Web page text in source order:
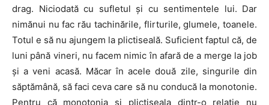
drag. Niciodată cu sufletul şi cu sentimentele lui. Dar
nimănui nu fac rău tachinările, flirturile, glumele, toanele.
Totul e să nu ajungem la plictiseală. Suficient faptul că, de
luni până vineri, nu facem nimic în afară de a merge la job
și a veni acasă. Măcar în acele două zile, singurile din
săptămână, să faci ceva care să nu conducă la monotonie.
Pentru că monotonia și plictiseala dintr-o relație nu